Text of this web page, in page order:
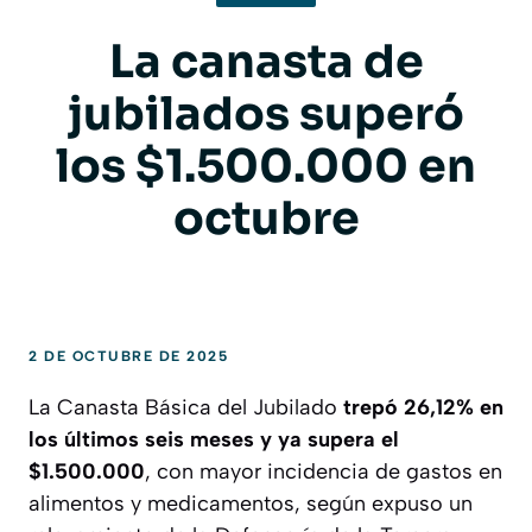
La canasta de
jubilados superó
los $1.500.000 en
octubre
2 DE OCTUBRE DE 2025
La Canasta Básica del Jubilado trepó 26,12% en
los últimos seis meses y ya supera el
$1.500.000, con mayor incidencia de gastos en
alimentos y medicamentos, según expuso un